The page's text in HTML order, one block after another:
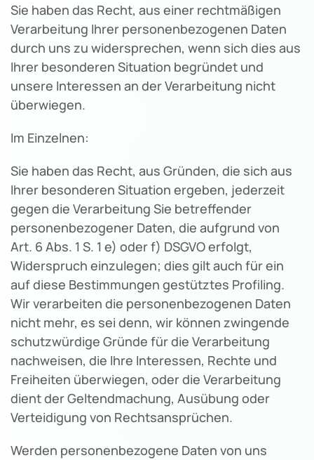
Sie haben das Recht, aus einer rechtmäßigen
Verarbeitung Ihrer personenbezogenen Daten
durch uns zu widersprechen, wenn sich dies aus
Ihrer besonderen Situation begründet und
unsere Interessen an der Verarbeitung nicht
überwiegen.
Im Einzelnen:
Sie haben das Recht, aus Gründen, die sich aus
Ihrer besonderen Situation ergeben, jederzeit
gegen die Verarbeitung Sie betreffender
personenbezogener Daten, die aufgrund von
Art. 6 Abs. 1 S. 1 e) oder f) DSGVO erfolgt,
Widerspruch einzulegen; dies gilt auch für ein
auf diese Bestimmungen gestütztes Profiling.
Wir verarbeiten die personenbezogenen Daten
nicht mehr, es sei denn, wir können zwingende
schutzwürdige Gründe für die Verarbeitung
nachweisen, die Ihre Interessen, Rechte und
Freiheiten überwiegen, oder die Verarbeitung
dient der Geltendmachung, Ausübung oder
Verteidigung von Rechtsansprüchen.
Werden personenbezogene Daten von uns